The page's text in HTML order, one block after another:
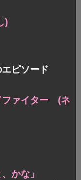
)
ピソード
ファイター (ネ
かな」